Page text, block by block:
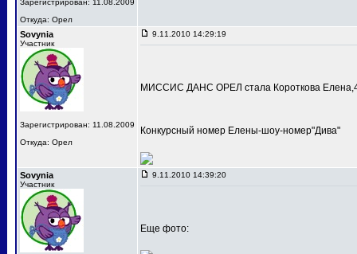
Зарегистрирован: 11.08.2009
Откуда: Орел
Sovynia
Участник
Зарегистрирован: 11.08.2009
Откуда: Орел
9.11.2010 14:29:19
МИССИС ДАНС ОРЕЛ стала Короткова
Конкурсный номер Елены-шоу-номер"Дива"
Sovynia
Участник
9.11.2010 14:39:20
Еще фото: